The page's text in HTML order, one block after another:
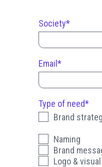
Society*
Email*
Type of need*
Brand
Naming
Brand
Logo &